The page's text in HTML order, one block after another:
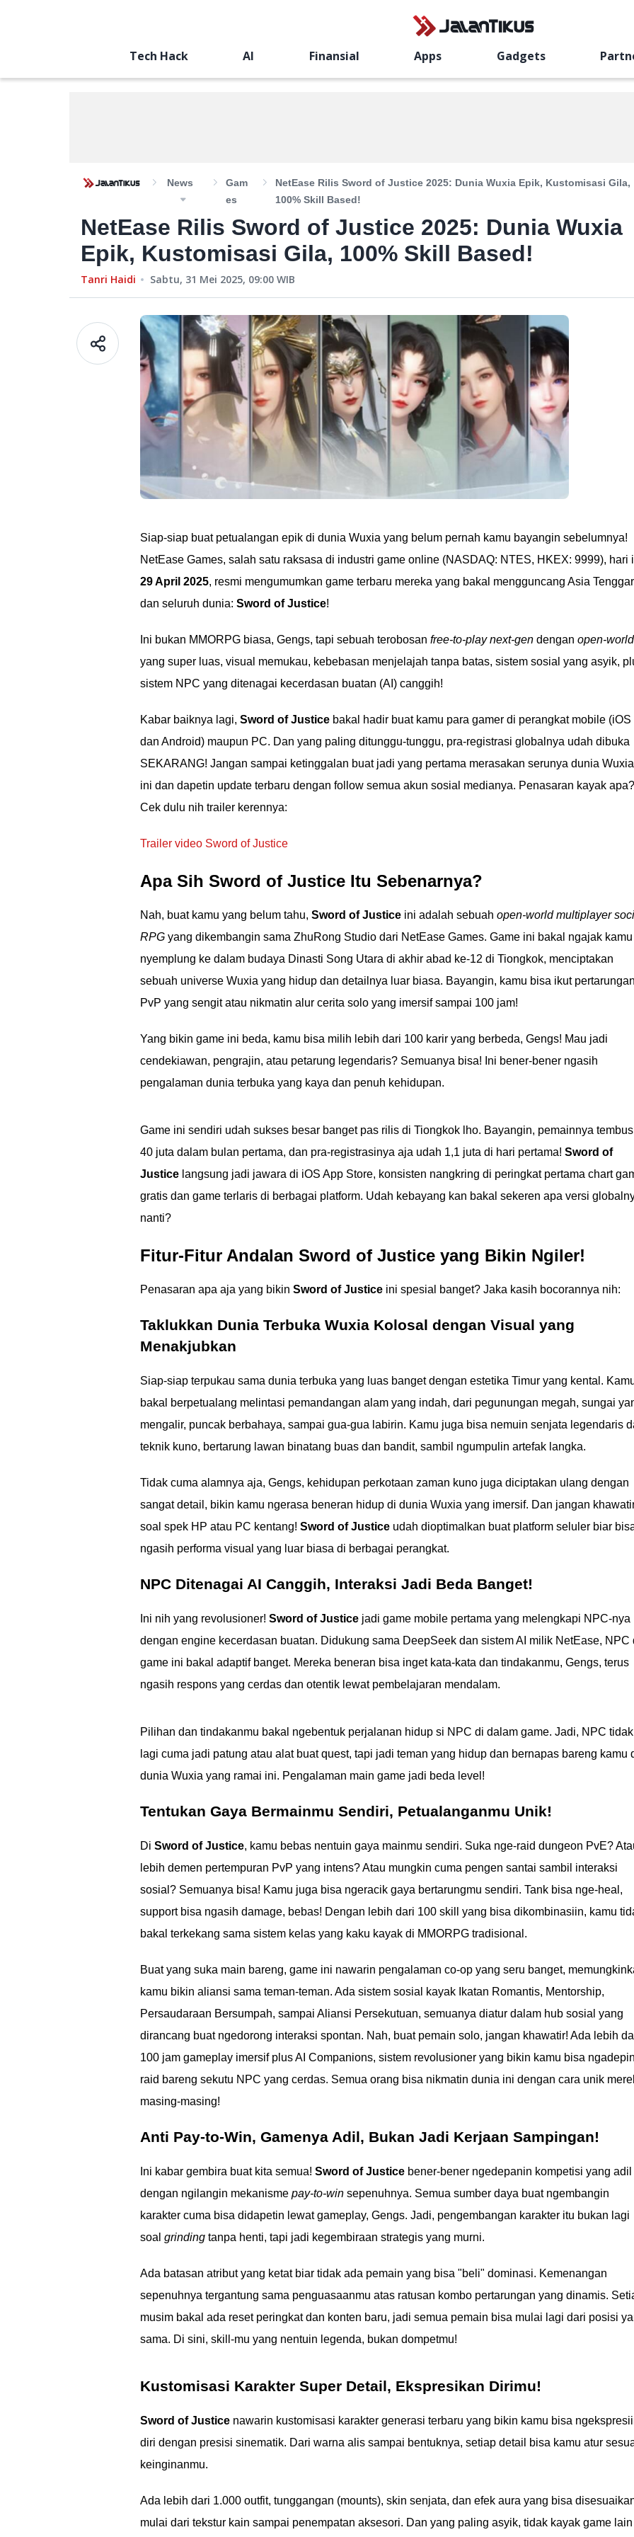
Tech Hack AI Finansial Apps Gadgets
News
Gam
Es
NetEase Rilis Sword of Justice 2025: Dunia Wuxia Epik, Kustomisasi Gila,
100% Skill Based!
NetEase Rilis Sword of Justice 2025: Dunia Wuxia
Epik, Kustomisasi Gila, 100% Skill Based!
Tanri Haidi Sabtu, 31 Mei 2025, 09:00 WIB
Siap-siap buat petualangan epik di dunia Wuxia yang belum pernah kamu bayangin sebelumnya!
NetEase Games, salah satu raksasa di industri game online (NASDAQ: NTES, HKEX: 9999), hari
29 April 2025, resmi mengumumkan game terbaru mereka yang bakal mengguncang Asia
dan seluruh dunia: Sword of Justice!
Ini bukan MMORPG biasa, Gengs, tapi sebuah terobosan free-to-play next-gen dengan open-world
yang super luas, visual memukau, kebebasan menjelajah tanpa batas, sistem sosial yang asyik,
sistem NPC yang ditenagai kecerdasan buatan (AI) canggih!
Kabar baiknya lagi, Sword of Justice bakal hadir buat kamu para gamer di perangkat mobile (iOS
dan Android) maupun PC. Dan yang paling ditunggu-tunggu, pra-registrasi globalnya udah dibuka
SEKARANG! Jangan sampai ketinggalan buat jadi yang pertama merasakan serunya dunia Wuxia
ini dan dapetin update terbaru dengan follow semua akun sosial medianya. Penasaran kayak apa?
Cek dulu nih trailer kerennya:
Trailer video Sword of Justice
Apa Sih Sword of Justice Itu Sebenarnya?
Nah, buat kamu yang belum tahu, Sword of Justice ini adalah sebuah open-world multiplayer
RPG yang dikembangin sama ZhuRong Studio dari NetEase Games. Game ini bakal ngajak kamu
nyemplung ke dalam budaya Dinasti Song Utara di akhir abad ke-12 di Tiongkok, menciptakan
sebuah universe Wuxia yang hidup dan detailnya luar biasa. Bayangin, kamu bisa ikut pertarungan
PvP yang sengit atau nikmatin alur cerita solo yang imersif sampai 100 jam!
Yang bikin game ini beda, kamu bisa milih lebih dari 100 karir yang berbeda, Gengs! Mau jadi
cendekiawan, pengrajin, atau petarung legendaris? Semuanya bisa! Ini bener-bener ngasih
pengalaman dunia terbuka yang kaya dan penuh kehidupan.
Game ini sendiri udah sukses besar banget pas rilis di Tiongkok lho. Bayangin, pemainnya tembus
40 juta dalam bulan pertama, dan pra-registrasinya aja udah 1,1 juta di hari pertama! Sword of
Justice langsung jadi jawara di iOS App Store, konsisten nangkring di peringkat pertama chart
gratis dan game terlaris di berbagai platform. Udah kebayang kan bakal sekeren apa versi
nanti?
Fitur-Fitur Andalan Sword of Justice yang Bikin Ngiler!
Penasaran apa aja yang bikin Sword of Justice ini spesial banget? Jaka kasih bocorannya nih:
Taklukkan Dunia Terbuka Wuxia Kolosal dengan Visual yang
Menakjubkan
Siap-siap terpukau sama dunia terbuka yang luas banget dengan estetika Timur yang kental.
bakal berpetualang melintasi pemandangan alam yang indah, dari pegunungan megah, sungai
mengalir, puncak berbahaya, sampai gua-gua labirin. Kamu juga bisa nemuin senjata legendaris
teknik kuno, bertarung lawan binatang buas dan bandit, sambil ngumpulin artefak langka.
Tidak cuma alamnya aja, Gengs, kehidupan perkotaan zaman kuno juga diciptakan ulang dengan
sangat detail, bikin kamu ngerasa beneran hidup di dunia Wuxia yang imersif. Dan jangan
soal spek HP atau PC kentang! Sword of Justice udah dioptimalkan buat platform seluler biar
ngasih performa visual yang luar biasa di berbagai perangkat.
NPC Ditenagai AI Canggih, Interaksi Jadi Beda Banget!
Ini nih yang revolusioner! Sword of Justice jadi game mobile pertama yang melengkapi NPC-nya
dengan engine kecerdasan buatan. Didukung sama DeepSeek dan sistem AI milik NetEase, NPC
game ini bakal adaptif banget. Mereka beneran bisa inget kata-kata dan tindakanmu, Gengs, terus
ngasih respons yang cerdas dan otentik lewat pembelajaran mendalam.
Pilihan dan tindakanmu bakal ngebentuk perjalanan hidup si NPC di dalam game. Jadi, NPC tidak
lagi cuma jadi patung atau alat buat quest, tapi jadi teman yang hidup dan bernapas bareng kamu
dunia Wuxia yang ramai ini. Pengalaman main game jadi beda level!
Tentukan Gaya Bermainmu Sendiri, Petualanganmu Unik!
Di Sword of Justice, kamu bebas nentuin gaya mainmu sendiri. Suka nge-raid dungeon PvE?
lebih demen pertempuran PvP yang intens? Atau mungkin cuma pengen santai sambil interaksi
sosial? Semuanya bisa! Kamu juga bisa ngeracik gaya bertarungmu sendiri. Tank bisa nge-heal,
support bisa ngasih damage, bebas! Dengan lebih dari 100 skill yang bisa dikombinasiin, kamu
bakal terkekang sama sistem kelas yang kaku kayak di MMORPG tradisional.
Buat yang suka main bareng, game ini nawarin pengalaman co-op yang seru banget,
kamu bikin aliansi sama teman-teman. Ada sistem sosial kayak Ikatan Romantis, Mentorship,
Persaudaraan Bersumpah, sampai Aliansi Persekutuan, semuanya diatur dalam hub sosial yang
dirancang buat ngedorong interaksi spontan. Nah, buat pemain solo, jangan khawatir! Ada lebih
100 jam gameplay imersif plus AI Companions, sistem revolusioner yang bikin kamu bisa ngadepin
raid bareng sekutu NPC yang cerdas. Semua orang bisa nikmatin dunia ini dengan cara unik
masing-masing!
Anti Pay-to-Win, Gamenya Adil, Bukan Jadi Kerjaan Sampingan!
Ini kabar gembira buat kita semua! Sword of Justice bener-bener ngedepanin kompetisi yang adil
dengan ngilangin mekanisme pay-to-win sepenuhnya. Semua sumber daya buat ngembangin
karakter cuma bisa didapetin lewat gameplay, Gengs. Jadi, pengembangan karakter itu bukan lagi
soal grinding tanpa henti, tapi jadi kegembiraan strategis yang murni.
Ada batasan atribut yang ketat biar tidak ada pemain yang bisa "beli" dominasi. Kemenangan
sepenuhnya tergantung sama penguasaanmu atas ratusan kombo pertarungan yang dinamis.
musim bakal ada reset peringkat dan konten baru, jadi semua pemain bisa mulai lagi dari posisi
sama. Di sini, skill-mu yang nentuin legenda, bukan dompetmu!
Kustomisasi Karakter Super Detail, Ekspresikan Dirimu!
Sword of Justice nawarin kustomisasi karakter generasi terbaru yang bikin kamu bisa
diri dengan presisi sinematik. Dari warna alis sampai bentuknya, setiap detail bisa kamu atur
keinginanmu.
Ada lebih dari 1.000 outfit, tunggangan (mounts), skin senjata, dan efek aura yang bisa
mulai dari tekstur kain sampai penempatan aksesori. Dan yang paling asyik, tidak kayak game lain